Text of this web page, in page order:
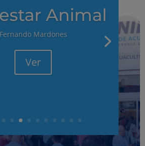
Animal
Fernando Mardones
Ver